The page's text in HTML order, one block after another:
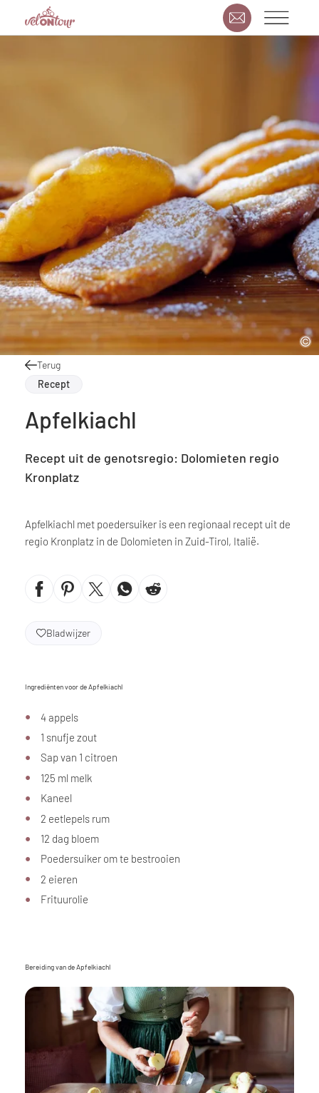
Terug
Recept
Apfelkiachl
Recept uit de genotsregio: Dolomieten regio
Kronplatz
Apfelkiachl met poedersuiker is een regionaal recept uit de
regio Kronplatz in de Dolomieten in Zuid-Tirol, Italië.
Bladwijzer
Ingrediënten voor de Apfelkiachl
4 appels
1 snufje zout
Sap van 1 citroen
125 ml melk
Kaneel
2 eetlepels rum
12 dag bloem
Poedersuiker om te bestrooien
2 eieren
Frituurolie
Bereiding van de Apfelkiachl